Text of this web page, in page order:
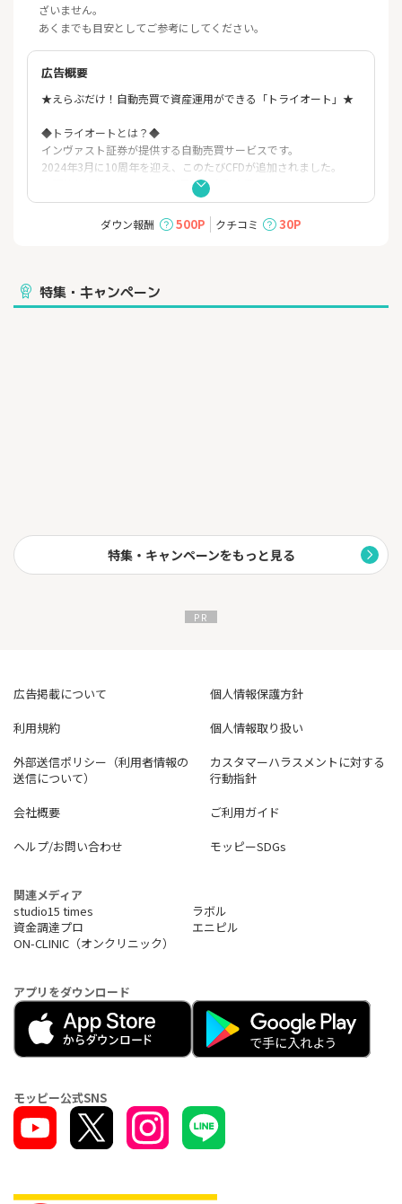
ざいません。
あくまでも目安としてご参考にしてください。
広告概要
★えらぶだけ！自動売買で資産運用ができる「トライオート」★
◆トライオートとは？◆
インヴァスト証券が提供する自動売買サービスです。
2024年3月に10周年を迎え、このたびCFDが追加されました。
店頭株価指数CFDとしては業界初の自動売買ができるサービスと
なります。
用意されているトレードルールをえらぶだけで簡単に自動売買を
り、幅広い経験者に利用いただいております。
・感情に左右されない
トライオートは機械的に売買を繰り返すため、感情に負けないト
す。
・トレードルールがつくれる
ができる「ビルダー機能」をご用意。
作ったトレードルールは自分で使うのはもちろん、シェア機能で
ダウン報酬 500P クチコミ 30P
特集・キャンペーン
特集・キャンペーンをもっと見る
広告掲載について
個人情報保護方針
利用規約
個人情報取り扱い
外部送信ポリシー（利用者情報の
送信について）
カスタマーハラスメントに対する
行動指針
会社概要
ご利用ガイド
ヘルプ/お問い合わせ
モッピーSDGs
関連メディア
studio15 times
ラボル
資金調達プロ
エニピル
ON-CLINIC（オンクリニック）
アプリをダウンロード
モッピー公式SNS